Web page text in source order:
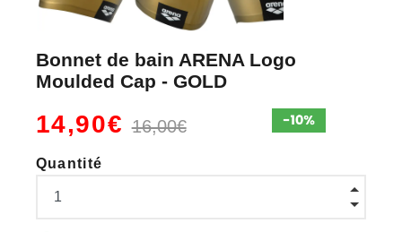
Bonnet de bain ARENA Logo
Moulded Cap - GOLD
14,90€16,00€
Quantité